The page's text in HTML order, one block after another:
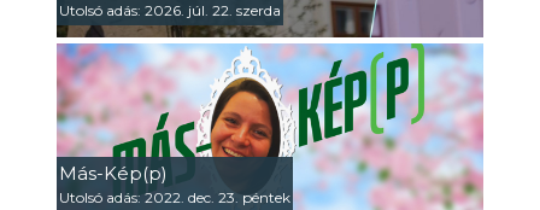
Utolsó adás: 2026. júl. 22. szerda
Más-Kép(p)
Utolsó adás: 2022. dec. 23. péntek